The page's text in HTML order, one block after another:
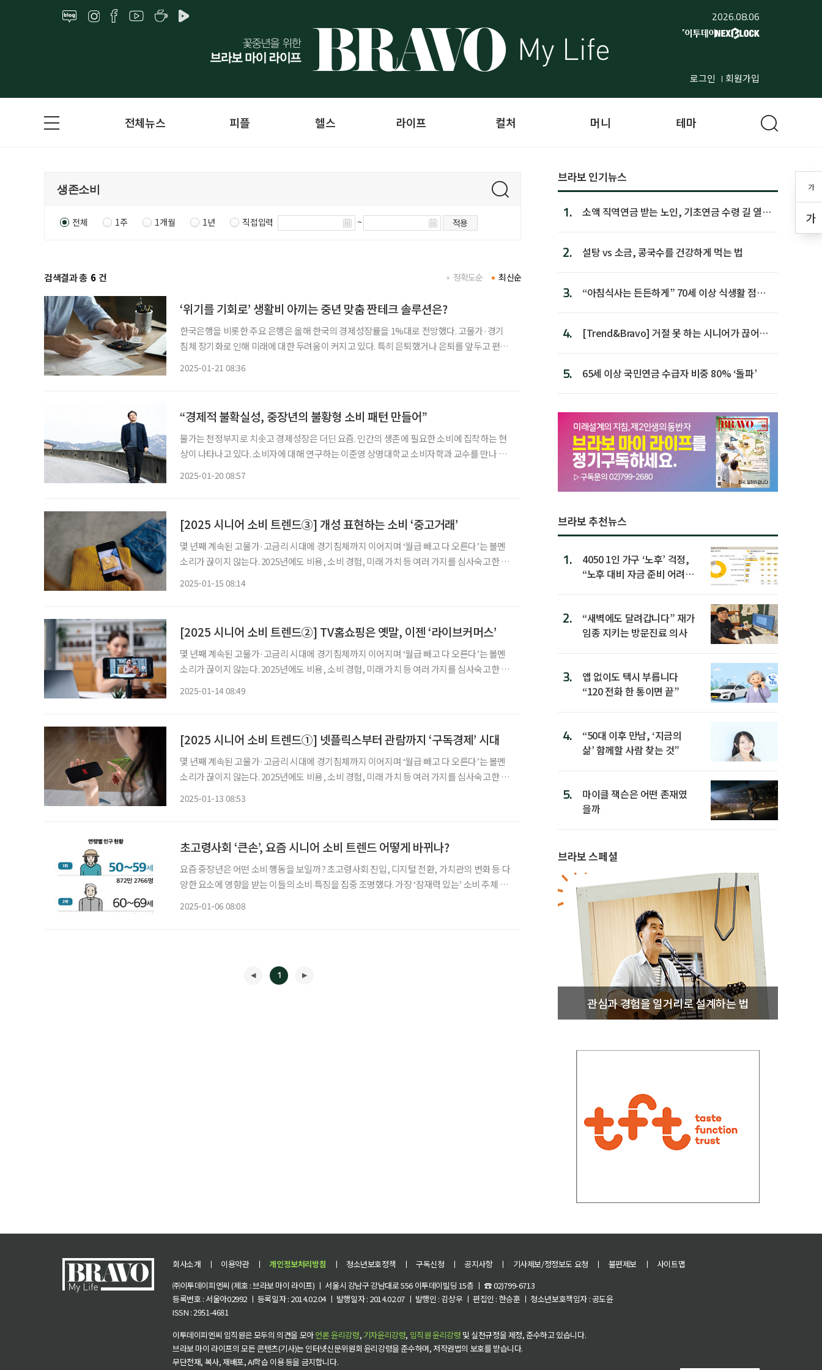
2026.08.06
로그인 회원가입
가
가
전체뉴스 피플 헬스 라이프 컬처 머니 테마
전체 1주 1개월 1년 직접입력 ~ 적용
검색결과 총 6 건 최신순
정확도순
‘위기를 기회로’ 생활비 아끼는 중년 맞춤 짠테크 솔루션은?
한국은행을 비롯한 주요 은행은 올해 한국의 경제성장률을 1%대로 전망했다. 고물가·경기
침체 장기화로 인해 미래에 대한 두려움이 커지고 있다. 특히 은퇴했거나 은퇴를 앞두고 편안
2025-01-21 08:36
“경제적 불확실성, 중장년의 불황형 소비 패턴 만들어”
물가는 천정부지로 치솟고 경제성장은 더딘 요즘. 인간의 생존에 필요한 소비에 집착하는 현
상이 나타나고 있다. 소비자에 대해 연구하는 이준영 상명대학교 소비자학과 교수를 만나 먹
2025-01-20 08:57
[2025 시니어 소비 트렌드③] 개성 표현하는 소비 ‘중고거래’
몇 년째 계속된 고물가·고금리 시대에 경기침체까지 이어지며 ‘월급 빼고 다 오른다’는 볼멘
소리가 끊이지 않는다. 2025년에도 비용, 소비 경험, 미래 가치 등 여러 가지를 심사숙고한 소
2025-01-15 08:14
[2025 시니어 소비 트렌드②] TV홈쇼핑은 옛말, 이젠 ‘라이브커머스’
몇 년째 계속된 고물가·고금리 시대에 경기침체까지 이어지며 ‘월급 빼고 다 오른다’는 볼멘
소리가 끊이지 않는다. 2025년에도 비용, 소비 경험, 미래 가치 등 여러 가지를 심사숙고한 소
2025-01-14 08:49
[2025 시니어 소비 트렌드①] 넷플릭스부터 관람까지 ‘구독경제’ 시대
몇 년째 계속된 고물가·고금리 시대에 경기침체까지 이어지며 ‘월급 빼고 다 오른다’는 볼멘
소리가 끊이지 않는다. 2025년에도 비용, 소비 경험, 미래 가치 등 여러 가지를 심사숙고한 소
2025-01-13 08:53
초고령사회 ‘큰손’, 요즘 시니어 소비 트렌드 어떻게 바뀌나?
요즘 중장년은 어떤 소비 행동을 보일까? 초고령사회 진입, 디지털 전환, 가치관의 변화 등 다
양한 요소에 영향을 받는 이들의 소비 특징을 집중 조명했다. 가장 ‘잠재력 있는’ 소비 주체 인
2025-01-06 08:08
1
브라보 인기뉴스
1.
소액 직역연금 받는 노인, 기초연금 수령 길 열린
2. 설탕 vs 소금, 콩국수를 건강하게 먹는 법
3.
“아침식사는 든든하게” 70세 이상 식생활 점수
4.
[Trend&Bravo] 거절 못 하는 시니어가 끊어야
5. 65세 이상 국민연금 수급자 비중 80% ‘돌파’
브라보 추천뉴스
1.
4050 1인 가구 ‘노후’ 걱정,
“노후 대비 자금 준비 어려
2.
“새벽에도 달려갑니다” 재가
임종 지키는 방문진료 의사
3.
앱 없이도 택시 부릅니다
“120 전화 한 통이면 끝”
4.
“50대 이후 만남, ‘지금의
삶’ 함께할 사람 찾는 것”
5.
마이클 잭슨은 어떤 존재였
을까
브라보 스페셜
관심과 경험을 일거리로 설계하는 법
회사소개 ㅣ 이용약관 ㅣ 개인정보처리방침 ㅣ 청소년보호정책 ㅣ 구독신청 ㅣ 공지사항 ㅣ 기사제보/정정보도 요청 ㅣ 불편제보 ㅣ
사이트맵
㈜이투데이피엔씨 (제호 : 브라보 마이 라이프) ㅣ 서울시 강남구 강남대로 556 이투데이빌딩 15층 ㅣ ☎ 02)799-6713
등록번호 : 서울아02992 ㅣ 등록일자 : 2014.02.04 ㅣ 발행일자 : 2014.02.07 ㅣ 발행인 : 김상우 ㅣ 편집인 : 한승훈 ㅣ 청소년보호책임자 : 공도윤
ISSN : 2951-4681
이투데이피엔씨 임직원은 모두의 의견을 모아언론 윤리강령, 기자윤리강령, 임직원 윤리강령 및 실천규정을 제정, 준수하고 있습니다.
브라보 마이 라이프의 모든 콘텐츠(기사)는 인터넷신문위원회 윤리강령을 준수하며, 저작권법의 보호를 받습니다.
무단전재, 복사, 재배포, AI학습 이용 등을 금지합니다.